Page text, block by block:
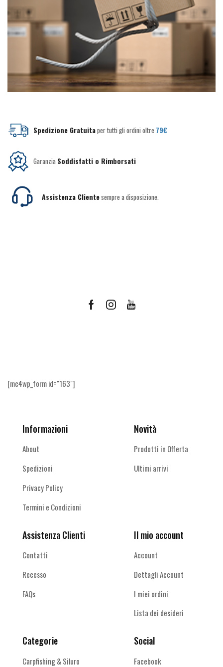
Spedizione Gratuitaper tutti gli ordini oltre 79€
Garanzia Soddisfatti o Rimborsati
Assistenza Clientesempre a disposizione.
FacebookInstagramYoutube
[mc4wp_form id="163"]
Informazioni
About
Spedizioni
Privacy Policy
Termini e Condizioni
Novità
Prodotti in Offerta
Ultimi arrivi
Assistenza Clienti
Contatti
Recesso
FAQs
Il mio account
Account
Dettagli Account
I miei ordini
Lista dei desideri
Categorie
Carpfishing & Siluro
Social
Facebook